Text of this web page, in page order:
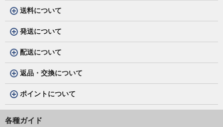
送料について
発送について
配送について
返品・交換について
ポイントについて
各種ガイド